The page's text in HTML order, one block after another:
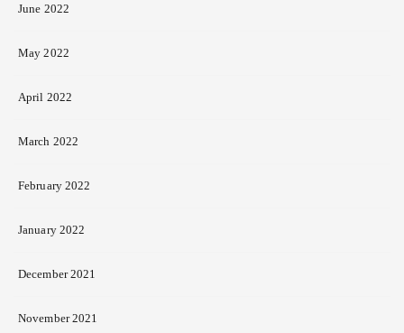
June 2022
May 2022
April 2022
March 2022
February 2022
January 2022
December 2021
November 2021